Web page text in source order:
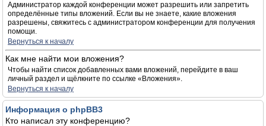
Администратор каждой конференции может разрешить или запретить
определённые типы вложений. Если вы не знаете, какие вложения
разрешены, свяжитесь с администратором конференции для получения
помощи.
Вернуться к началу
Как мне найти мои вложения?
Чтобы найти список добавленных вами вложений, перейдите в ваш
личный раздел и щёлкните по ссылке «Вложения».
Вернуться к началу
Информация о phpBB3
Кто написал эту конференцию?